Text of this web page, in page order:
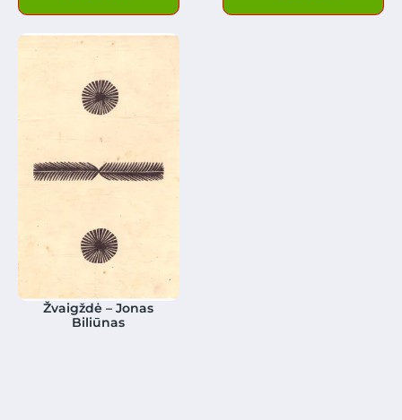
Žvaigždė – Jonas
Biliūnas